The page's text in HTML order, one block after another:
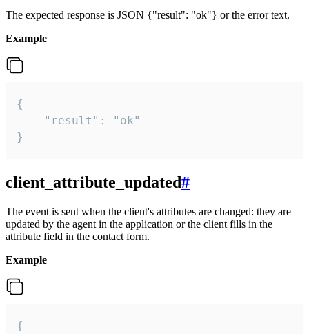
The expected response is JSON {"result": "ok"} or the error text.
Example
{
    "result": "ok"
}
client_attribute_updated#
The event is sent when the client's attributes are changed: they are
updated by the agent in the application or the client fills in the
attribute field in the contact form.
Example
{